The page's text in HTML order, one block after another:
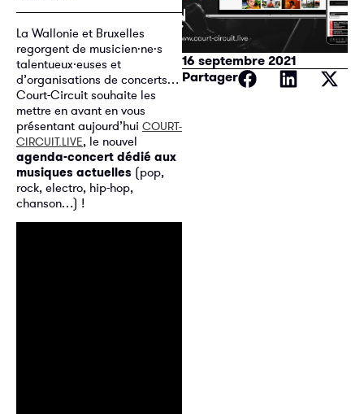
La Wallonie et Bruxelles
regorgent de musicien·ne·s
talentueux·euses et
d’organisations de concerts…
Court-Circuit souhaite les
mettre en avant en vous
présentant aujourd’hui COURT-
CIRCUIT.LIVE, le nouvel
agenda-concert dédié aux
musiques actuelles (pop,
rock, electro, hip-hop,
chanson…) !
16 septembre 2021
Partager